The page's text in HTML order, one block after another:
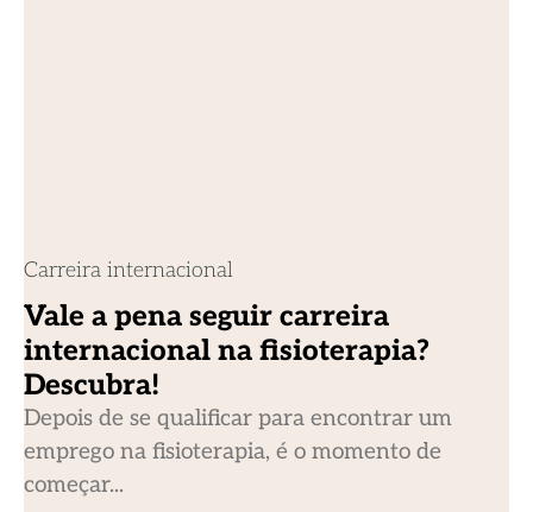
Carreira internacional
Vale a pena seguir carreira
internacional na fisioterapia?
Descubra!
Depois de se qualificar para encontrar um
emprego na fisioterapia, é o momento de
começar...